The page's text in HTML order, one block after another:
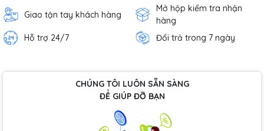
Giao tận tay khách hàng
Mở hộp kiểm tra nhận
hàng
Hỗ trợ 24/7
Đổi trả trong 7 ngày
CHÚNG TÔI LUÔN SẴN SÀNG
ĐỂ GIÚP ĐỠ BẠN